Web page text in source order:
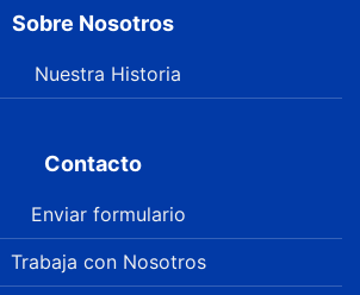
Sobre Nosotros
Nuestra Historia
Contacto
Enviar formulario
Trabaja con Nosotros